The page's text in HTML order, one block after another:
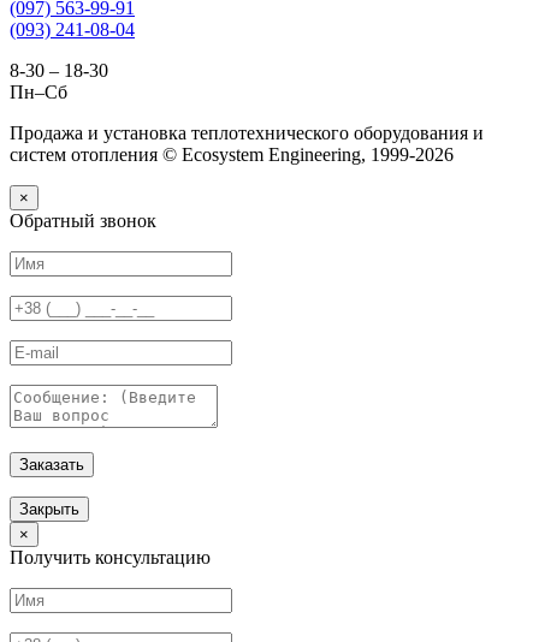
(097) 563-99-91
(093) 241-08-04
8-30 – 18-30
Пн–Сб
Продажа и установка теплотехнического оборудования и
систем отопления © Ecosystem Engineering, 1999-2026
×
Обратный звонок
Заказать
Закрыть
×
Получить консультацию